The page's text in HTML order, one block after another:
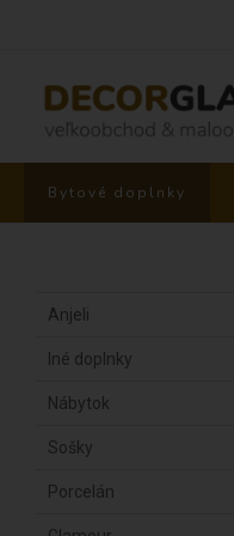
Bytové doplnky
Anjeli
Iné doplnky
Nábytok
Sošky
Porcelán